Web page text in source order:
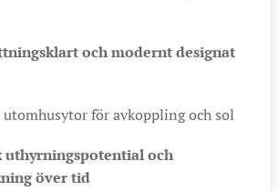
och modernt designat
utomhusytor för avkoppling och sol
uthyrningspotential och
över tid